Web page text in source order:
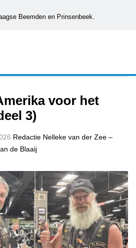
Beemden en Prinsenbeek.
voor het
3)
Redactie Nelleke van der Zee –
de Blaaij